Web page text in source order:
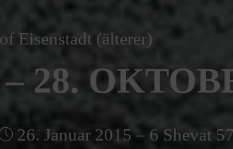
Eisenstadt (älterer)
28.
26. Januar 2015 – 6 Shevat